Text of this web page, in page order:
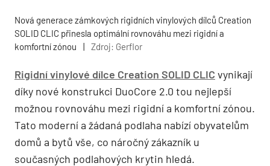
Nová generace zámkových rigidních vinylových dílců Creation
SOLID CLIC přinesla optimální rovnováhu mezi rigidní a
komfortní zónou
| Zdroj: Gerflor
Rigidní vinylové dílce Creation SOLID CLIC vynikají
díky nové konstrukci DuoCore 2.0 tou nejlepší
možnou rovnováhu mezi rigidní a komfortní zónou.
Tato moderní a žádaná podlaha nabízí obyvatelům
domů a bytů vše, co náročný zákazník u
současných podlahových krytin hledá.